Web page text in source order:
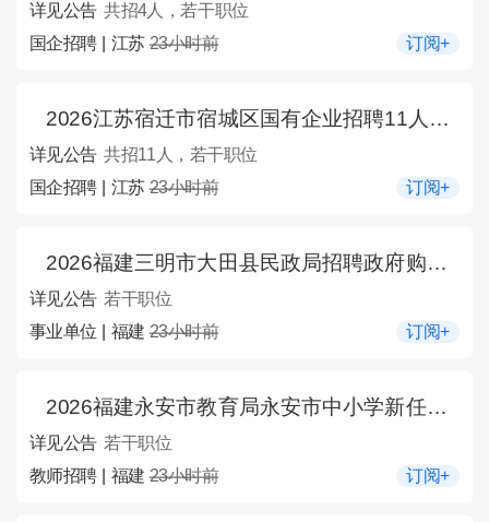
详见公告 共招4人，若干职位
国企招聘 | 江苏 23小时前 订阅+
2026江苏宿迁市宿城区国有企业招聘11人公告
详见公告 共招11人，若干职位
国企招聘 | 江苏23小时前 订阅+
2026福建三明市大田县民政局招聘政府购买服务工作人员考试成绩及入围体检名单公示
详见公告 若干职位
事业单位 | 福建23小时前 订阅+
2026福建永安市教育局永安市中小学新任教师招聘拟聘用人员的公示（一）
详见公告 若干职位
教师招聘 | 福建23小时前 订阅+